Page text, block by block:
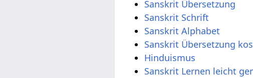
Sanskrit Übersetzung
Sanskrit Schrift
Sanskrit Alphabet
Sanskrit Übersetzung
Hinduismus
Sanskrit Lernen leicht